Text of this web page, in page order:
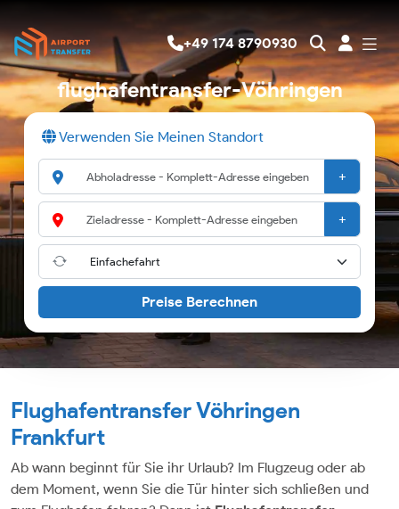
+49 174 8790930
flughafentransfer-Vöhringen
Verwenden Sie Meinen Standort
+
+
Preise Berechnen
Flughafentransfer Vöhringen
Frankfurt
Ab wann beginnt für Sie ihr Urlaub? Im Flugzeug oder ab
dem Moment, wenn Sie die Tür hinter sich schließen und